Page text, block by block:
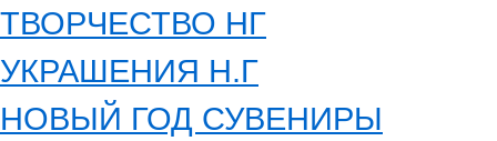
ТВОРЧЕСТВО НГ
УКРАШЕНИЯ Н.Г
НОВЫЙ ГОД СУВЕНИРЫ